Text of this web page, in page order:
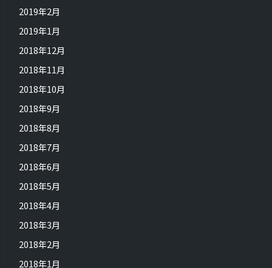
2019年2月
2019年1月
2018年12月
2018年11月
2018年10月
2018年9月
2018年8月
2018年7月
2018年6月
2018年5月
2018年4月
2018年3月
2018年2月
2018年1月